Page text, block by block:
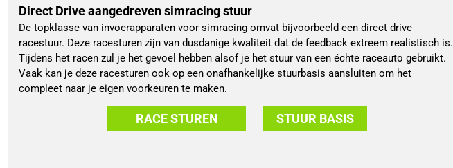
Direct Drive aangedreven simracing stuur
De topklasse van invoerapparaten voor simracing omvat bijvoorbeeld een direct drive
racestuur. Deze racesturen zijn van dusdanige kwaliteit dat de feedback extreem realistisch is.
Tijdens het racen zul je het gevoel hebben alsof je het stuur van een échte raceauto gebruikt.
Vaak kan je deze racesturen ook op een onafhankelijke stuurbasis aansluiten om het
compleet naar je eigen voorkeuren te maken.
RACE STUREN STUUR BASIS